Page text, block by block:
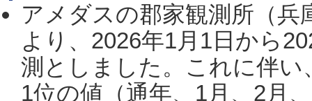
アメダスの郡家観測所（
より、2026年1月1日から
測としました。これに伴い
1位の値（通年、1月、2月